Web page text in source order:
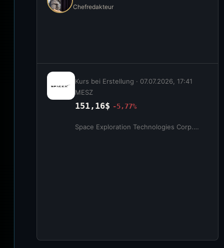
Chefredakteur
Kurs bei Erstellung · 07.07.2026, 17:41
MESZ
151,16$ -5,77%
Space Exploration Technologies Corp. Class A Common Stock